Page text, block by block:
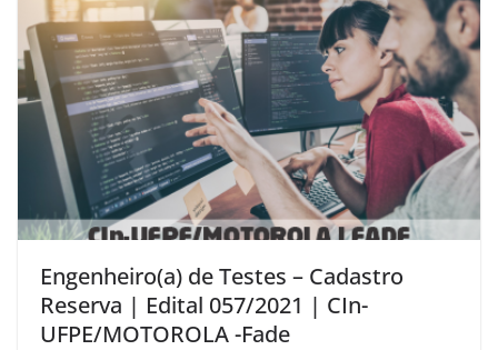
Engenheiro(a) de Testes – Cadastro
Reserva | Edital 057/2021 | CIn-
UFPE/MOTOROLA -Fade